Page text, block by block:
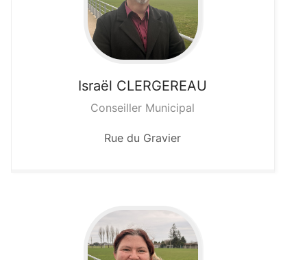
Israël CLERGEREAU
Conseiller Municipal
Rue du Gravier